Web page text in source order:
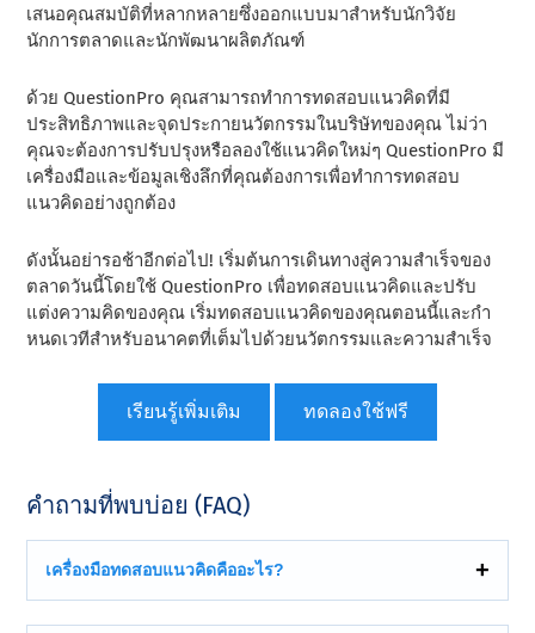
เสนอคุณสมบัติที่หลากหลายซึ่งออกแบบมาสําหรับนักวิจัย
นักการตลาดและนักพัฒนาผลิตภัณฑ์
ด้วย QuestionPro คุณสามารถทําการทดสอบแนวคิดที่มี
ประสิทธิภาพและจุดประกายนวัตกรรมในบริษัทของคุณ ไม่ว่า
คุณจะต้องการปรับปรุงหรือลองใช้แนวคิดใหม่ๆ QuestionPro มี
เครื่องมือและข้อมูลเชิงลึกที่คุณต้องการเพื่อทําการทดสอบ
แนวคิดอย่างถูกต้อง
ดังนั้นอย่ารอช้าอีกต่อไป! เริ่มต้นการเดินทางสู่ความสําเร็จของ
ตลาดวันนี้โดยใช้ QuestionPro เพื่อทดสอบแนวคิดและปรับ
แต่งความคิดของคุณ เริ่มทดสอบแนวคิดของคุณตอนนี้และกํา
หนดเวทีสําหรับอนาคตที่เต็มไปด้วยนวัตกรรมและความสําเร็จ
เรียนรู้เพิ่มเติม ทดลองใช้ฟรี
คําถามที่พบบ่อย (FAQ)
เครื่องมือทดสอบแนวคิดคืออะไร?